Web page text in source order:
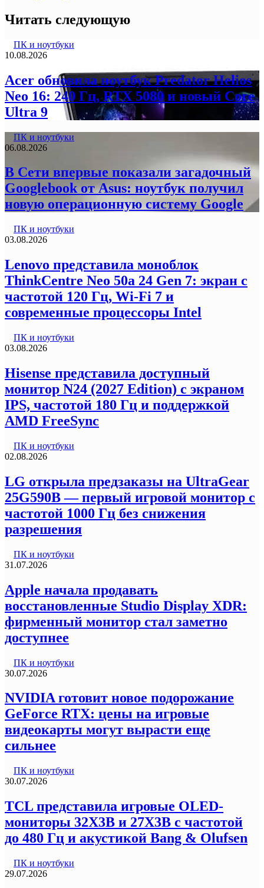
Читать следующую
ПК и ноутбуки
10.08.2026
Acer обновила ноутбук Predator Helios
Neo 16: 240 Гц, RTX 5080 и новый Core
Ultra 9
ПК и ноутбуки
06.08.2026
В Сети впервые показали загадочный
Googlebook от Asus: ноутбук получил
новую операционную систему Google
ПК и ноутбуки
03.08.2026
Lenovo представила моноблок
ThinkCentre Neo 50a 24 Gen 7: экран с
частотой 120 Гц, Wi-Fi 7 и
современные процессоры Intel
ПК и ноутбуки
03.08.2026
Hisense представила доступный
монитор N24 (2027 Edition) с экраном
IPS, частотой 180 Гц и поддержкой
AMD FreeSync
ПК и ноутбуки
02.08.2026
LG открыла предзаказы на UltraGear
25G590B — первый игровой монитор с
частотой 1000 Гц без снижения
разрешения
ПК и ноутбуки
31.07.2026
Apple начала продавать
восстановленные Studio Display XDR:
фирменный монитор стал заметно
доступнее
ПК и ноутбуки
30.07.2026
NVIDIA готовит новое подорожание
GeForce RTX: цены на игровые
видеокарты могут вырасти еще
сильнее
ПК и ноутбуки
30.07.2026
TCL представила игровые OLED-
мониторы 32X3B и 27X3B с частотой
до 480 Гц и акустикой Bang & Olufsen
ПК и ноутбуки
29.07.2026